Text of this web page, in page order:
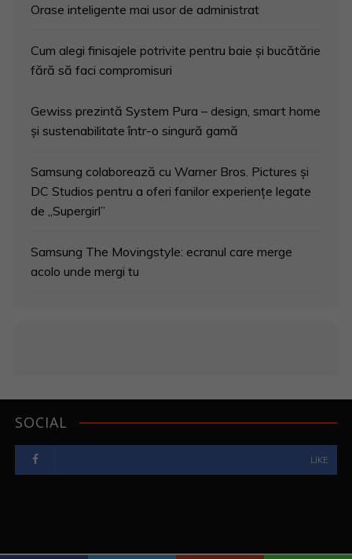
Orase inteligente mai usor de administrat
Cum alegi finisajele potrivite pentru baie și bucătărie
fără să faci compromisuri
Gewiss prezintă System Pura – design, smart home
și sustenabilitate într-o singură gamă
Samsung colaborează cu Warner Bros. Pictures și
DC Studios pentru a oferi fanilor experiențe legate
de „Supergirl”
Samsung The Movingstyle: ecranul care merge
acolo unde mergi tu
SOCIAL
LIKE